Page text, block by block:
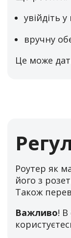
увійдіть
вручну
Це може
Роутер як
його з
Також
Важливо! В